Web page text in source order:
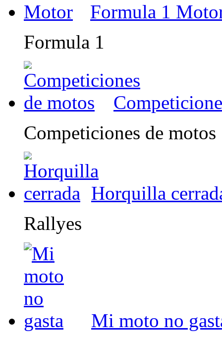
Formula 1
Formula 1
Competiciones de motos
Horquilla
Rallyes
Mi moto no